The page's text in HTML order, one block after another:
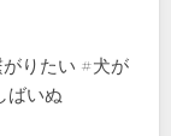
りたい #犬が
ばいぬ